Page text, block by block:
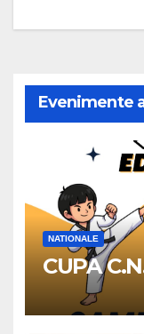
articole
Evenimente
NATIONALE
CUPA